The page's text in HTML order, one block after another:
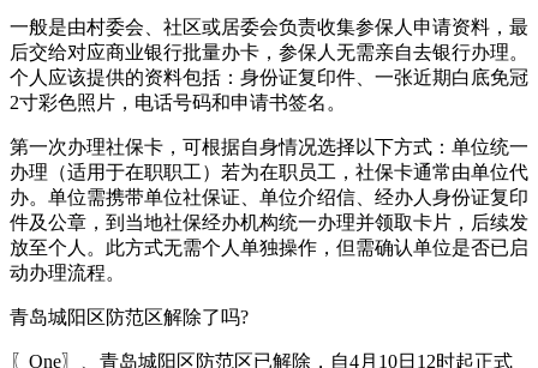
一般是由村委会、社区或居委会负责收集参保人申请资料，最
后交给对应商业银行批量办卡，参保人无需亲自去银行办理。
个人应该提供的资料包括：身份证复印件、一张近期白底免冠
2寸彩色照片，电话号码和申请书签名。
第一次办理社保卡，可根据自身情况选择以下方式：单位统一
办理（适用于在职职工）若为在职员工，社保卡通常由单位代
办。单位需携带单位社保证、单位介绍信、经办人身份证复印
件及公章，到当地社保经办机构统一办理并领取卡片，后续发
放至个人。此方式无需个人单独操作，但需确认单位是否已启
动办理流程。
青岛城阳区防范区解除了吗?
〖One〗、青岛城阳区防范区已解除，自4月10日12时起正式